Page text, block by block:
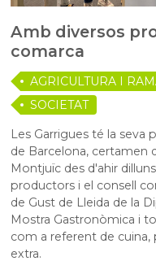
Amb diversos
comarca
AGRICULTURA I
SOCIETAT
Les Garrigues té la seva
de Barcelona, certamen
Montjuïc des d'ahir
productors i el consell
de Gust de Lleida de la
Mostra Gastronòmica i
com a referent de
extra.